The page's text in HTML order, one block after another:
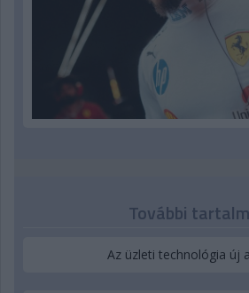
További
Az üzleti technológia új